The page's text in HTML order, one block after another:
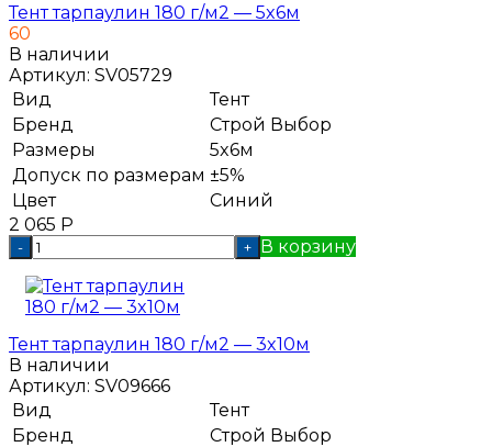
Тент тарпаулин 180 г/м2 — 5x6м
60
В наличии
Артикул: SV05729
Вид
Тент
Бренд
Строй Выбор
Размеры
5x6м
Допуск по размерам ±5%
Цвет
Синий
2 065 Р
- + В корзину
Тент тарпаулин 180 г/м2 — 3x10м
В наличии
Артикул: SV09666
Вид
Тент
Бренд
Строй Выбор